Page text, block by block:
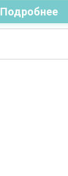
Подробнее